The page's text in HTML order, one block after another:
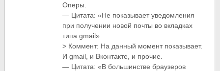
Оперы.
— Цитата: «Не показывает уведомления
при получении новой почты во вкладках
типа gmail»
> Коммент: На данный момент показывает.
И gmail, и Вконтакте, и прочие.
— Цитата: «В большинстве браузеров